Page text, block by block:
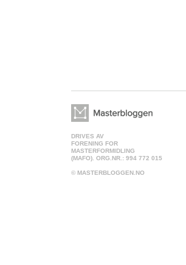
DRIVES AV
FORENING FOR
MASTERFORMIDLING
(MAFO). ORG.NR.: 994 772 015
© MASTERBLOGGEN.NO